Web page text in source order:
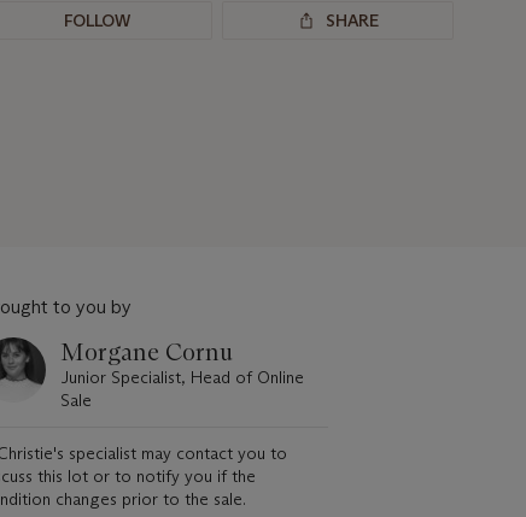
FOLLOW SHARE
to you by
Morgane Cornu
Junior Specialist, Head of Online
Sale
specialist may contact you to
this lot or to notify you if the
changes prior to the sale.